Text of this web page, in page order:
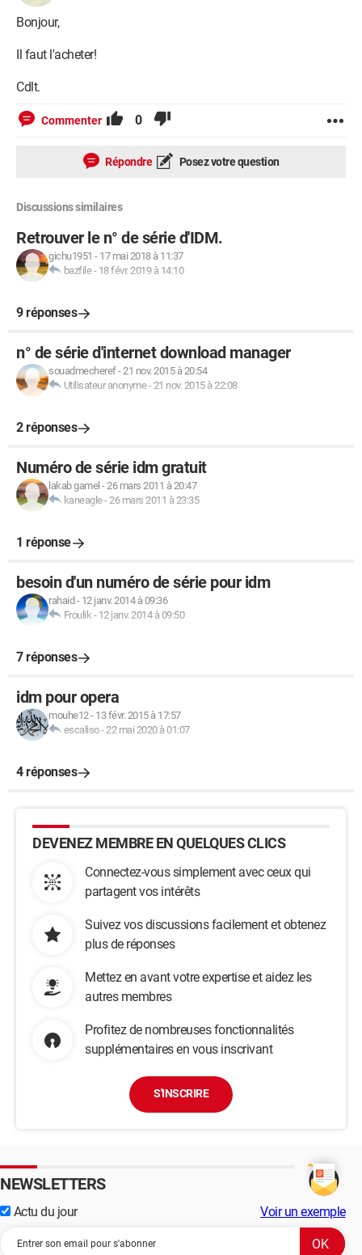
Bonjour,
Il faut l'acheter!
Cdlt.
Commenter 0
Répondre Posez votre question
Discussions similaires
Retrouver le n° de série d'IDM.
gichu1951 - 17 mai 2018 à 11:37
bazfile- 18 févr. 2019 à 14:10
9 réponses
n° de série d'internet download manager
souadmecheref-21 nov. 2015 à 20:54
Utilisateur anonyme-21 nov. 2015 à 22:08
2 réponses
Numéro de série idm gratuit
lakab gamel -26 mars 2011 à 20:47
kaneagle-26 mars 2011 à 23:35
1 réponse
besoin d'un numéro de série pour idm
rahaid - 12 janv. 2014 à 09:36
Froulik - 12 janv. 2014 à 09:50
7 réponses
idm pour opera
mouhe12- 13 févr. 2015 à 17:57
escaliso-22 mai 2020 à 01:07
4 réponses
DEVENEZ MEMBRE EN QUELQUES CLICS
Connectez-vous simplement avec ceux qui
partagent vos intérêts
Suivez vos discussions facilement et obtenez
plus de réponses
Mettez en avant votre expertise et aidez les
autres membres
Profitez de nombreuses fonctionnalités
supplémentaires en vous inscrivant
S'INSCRIRE
NEWSLETTERS
Actu du jour Voir un exemple